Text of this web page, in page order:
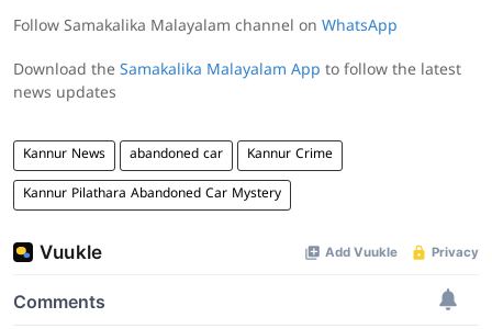
Follow Samakalika Malayalam channel on WhatsApp
Download the Samakalika Malayalam App to follow the latest
news updates
Kannur News abandoned car Kannur Crime
Kannur Pilathara Abandoned Car Mystery